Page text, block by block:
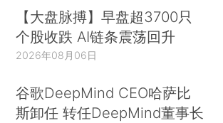
【大盘脉搏】早盘超3700只
个股收跌 AI链条震荡回升
2026年08月06日
谷歌DeepMind CEO哈萨比
斯卸任 转任DeepMind董事长